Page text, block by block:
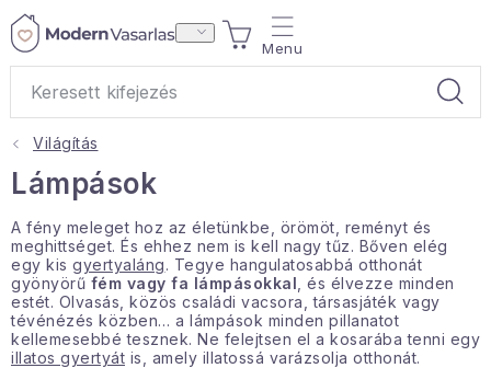
Ugrás
KOSÁR
Ajándékok
Otthoni illatok
Teák
Lakástextil
Világítás
Lámpások
A fény meleget hoz az életünkbe, örömöt, reményt és
meghittséget. És ehhez nem is kell nagy tűz. Bőven elég
egy kis gyertyaláng. Tegye hangulatosabbá otthonát
gyönyörű fém vagy fa lámpásokkal , és élvezze minden
estét. Olvasás, közös családi vacsora, társasjáték vagy
tévénézés közben… a lámpások minden pillanatot
kellemesebbé tesznek. Ne felejtsen el a kosarába tenni egy
illatos gyertyát is, amely illatossá varázsolja otthonát.